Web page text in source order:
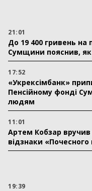
21:01
До 19 400 гривень
Сумщини пояснив,
17:52
«Укрексімбанк»
Пенсійному фонді
людям
11:01
Артем Кобзар
відзнаки
19:39